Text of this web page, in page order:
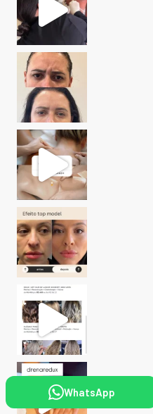
WhatsApp